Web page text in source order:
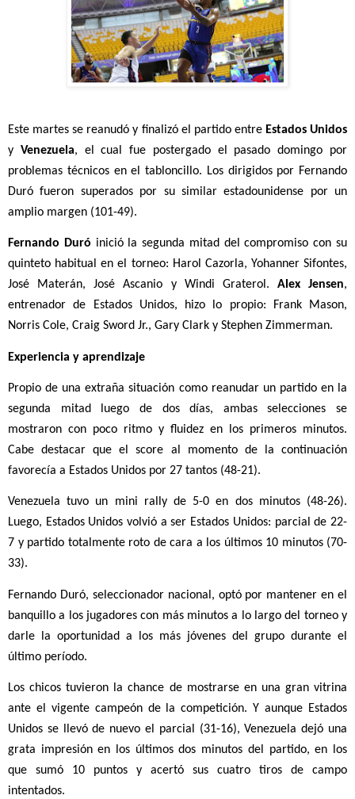
Este martes se reanudó y finalizó el partido entre Estados Unidos
y Venezuela, el cual fue postergado el pasado domingo por
problemas técnicos en el tabloncillo. Los dirigidos por Fernando
Duró fueron superados por su similar estadounidense por un
amplio margen (101-49).
Fernando Duró inició la segunda mitad del compromiso con su
quinteto habitual en el torneo: Harol Cazorla, Yohanner Sifontes,
José Materán, José Ascanio y Windi Graterol. Alex Jensen,
entrenador de Estados Unidos, hizo lo propio: Frank Mason,
Norris Cole, Craig Sword Jr., Gary Clark y Stephen Zimmerman.
Experiencia y aprendizaje
Propio de una extraña situación como reanudar un partido en la
segunda mitad luego de dos días, ambas selecciones se
mostraron con poco ritmo y fluidez en los primeros minutos.
Cabe destacar que el score al momento de la continuación
favorecía a Estados Unidos por 27 tantos (48-21).
Venezuela tuvo un mini rally de 5-0 en dos minutos (48-26).
Luego, Estados Unidos volvió a ser Estados Unidos: parcial de 22-
7 y partido totalmente roto de cara a los últimos 10 minutos (70-
33).
Fernando Duró, seleccionador nacional, optó por mantener en el
banquillo a los jugadores con más minutos a lo largo del torneo y
darle la oportunidad a los más jóvenes del grupo durante el
último período.
Los chicos tuvieron la chance de mostrarse en una gran vitrina
ante el vigente campeón de la competición. Y aunque Estados
Unidos se llevó de nuevo el parcial (31-16), Venezuela dejó una
grata impresión en los últimos dos minutos del partido, en los
que sumó 10 puntos y acertó sus cuatro tiros de campo
intentados.